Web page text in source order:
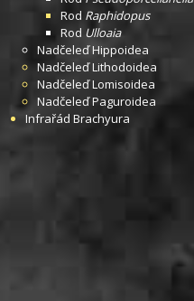
Rod Raphidopus
Rod Ulloaia
NadčeleďHippoidea
NadčeleďLithodoidea
NadčeleďLomisoidea
NadčeleďPaguroidea
Infrařád Brachyura